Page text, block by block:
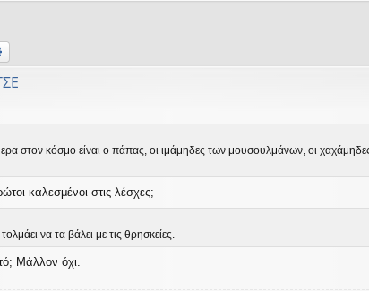
στον κόσμο είναι ο πάπας, οι ιμάμηδες των μουσουλμάνων, οι χαχάμηδες
καλεσμένοι στις λέσχες;
να τα βάλει με τις θρησκείες.
Μάλλον όχι.